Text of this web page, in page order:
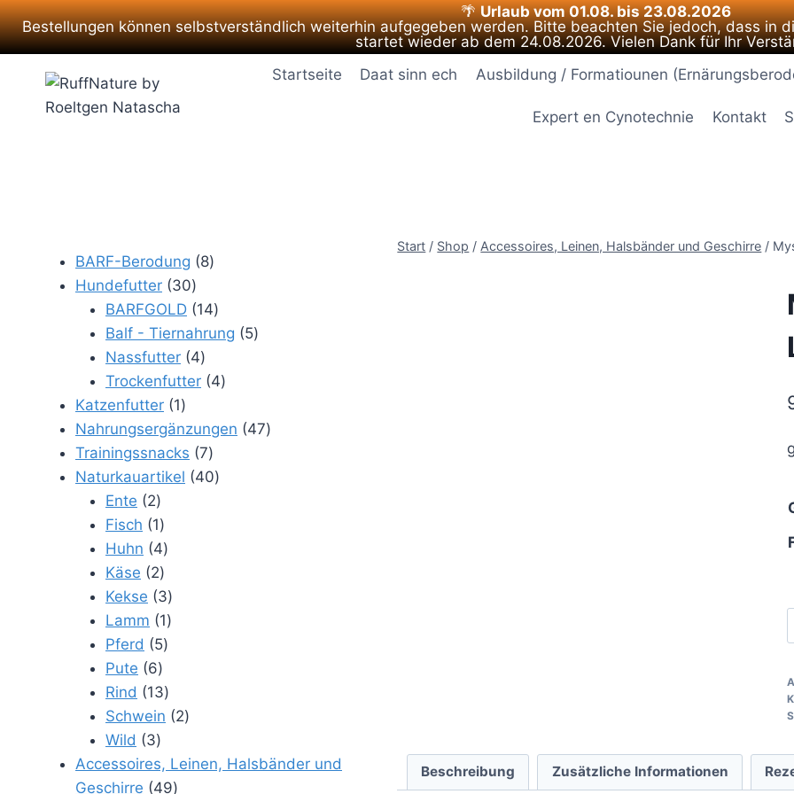
🌴Urlaub vom 01.08. bis 23.08.2026
Bestellungen können selbstverständlich weiterhin aufgegeben werden. Bitte beachten Sie jedoch, dass in
startet wieder ab dem 24.08.2026. Vielen Dank für Ihr
springen
Startseite Daat sinn ech Ausbildung / Formatiounen
Expert en Cynotechnie Kontakt
Start / Shop / Accessoires, Leinen, Halsbänder und Geschirre /
Beschreibung Zusätzliche Informationen
BARF-Berodung 88
Hundefutter 3030
Produkte
BARFGOLD 1414
Produkte
Balf - Tiernahrung 55
Nassfutter 44
Produkte
Trockenfutter 44
Katzenfutter 11
Produkt
Nahrungsergänzungen 4747
Trainingssnacks 77
Produkte
Naturkauartikel 4040
Ente 22
Produkte
Fisch 11
Produkt
Huhn 44
Produkte
Käse 22
Produkte
Kekse 33
Produkte
Lamm 11
Produkt
Pferd 55
Pute 66
Produkte
Rind 1313
Produkte
Schwein 22
Wild 33
Produkte
Accessoires, Leinen, Halsbänder und
Geschirre
4949